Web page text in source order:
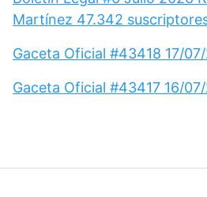
Martínez 47.342
Gaceta Oficial #43418 17/
Gaceta Oficial #43417 16/